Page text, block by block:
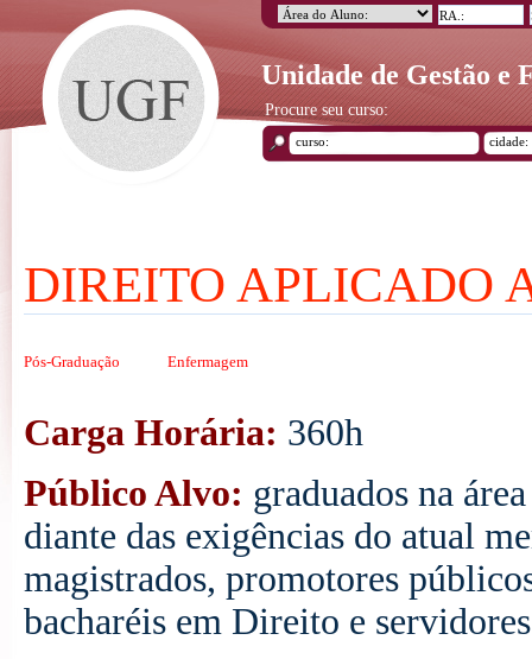
Unidade de Gestão e
Procure seu curso:
DIREITO APLICADO
Pós-Graduação Enfermagem
Carga Horária: 360h
Público Alvo: graduados na
diante das exigências do atual
magistrados, promotores
bacharéis em Direito e